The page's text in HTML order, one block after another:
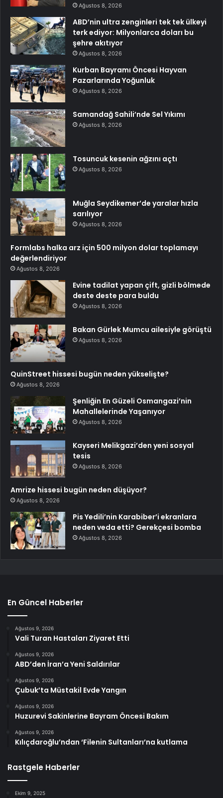
Ağustos 8, 2026
ABD’nin ultra zenginleri tek tek ülkeyi
terk ediyor: Milyonlarca doları bu
şehre akıtıyor
Ağustos 8, 2026
Kurban Bayramı Öncesi Hayvan
Pazarlarında Yoğunluk
Ağustos 8, 2026
Samandağ Sahili’nde Sel Yıkımı
Ağustos 8, 2026
Tosuncuk kesenin ağzını açtı
Ağustos 8, 2026
Muğla Seydikemer’de yaralar hızla
sarılıyor
Ağustos 8, 2026
Formlabs halka arz için 500 milyon dolar toplamayı
değerlendiriyor
Ağustos 8, 2026
Evine tadilat yapan çift, gizli bölmede
deste deste para buldu
Ağustos 8, 2026
Bakan Gürlek Mumcu ailesiyle görüştü
Ağustos 8, 2026
QuinStreet hissesi bugün neden yükselişte?
Ağustos 8, 2026
Şenliğin En Güzeli Osmangazi’nin
Mahallelerinde Yaşanıyor
Ağustos 8, 2026
Kayseri Melikgazi’den yeni sosyal
tesis
Ağustos 8, 2026
Amrize hissesi bugün neden düşüyor?
Ağustos 8, 2026
Pis Yedili’nin Karabiber’i ekranlara
neden veda etti? Gerekçesi bomba
Ağustos 8, 2026
En Güncel Haberler
Ağustos 9, 2026
Vali Turan Hastaları Ziyaret Etti
Ağustos 9, 2026
ABD’den İran’a Yeni Saldırılar
Ağustos 9, 2026
Çubuk’ta Müstakil Evde Yangın
Ağustos 9, 2026
Huzurevi Sakinlerine Bayram Öncesi Bakım
Ağustos 9, 2026
Kılıçdaroğlu’ndan ‘Filenin Sultanları’na kutlama
Rastgele Haberler
Ekim 9, 2025